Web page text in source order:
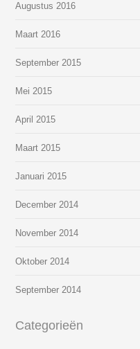
Augustus 2016
Maart 2016
September 2015
Mei 2015
April 2015
Maart 2015
Januari 2015
December 2014
November 2014
Oktober 2014
September 2014
Categorieën